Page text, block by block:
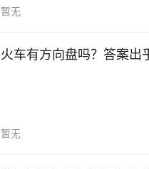
暂无
火车有方向盘吗？答案出
暂无